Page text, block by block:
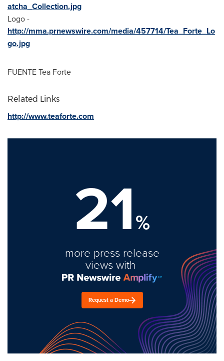
atcha_Collection.jpg
Logo -
http://mma.prnewswire.com/media/457714/Tea_Forte_Lo
go.jpg
FUENTE Tea Forte
Related Links
http://www.teaforte.com
21%
more press release
views with
Request a Demo